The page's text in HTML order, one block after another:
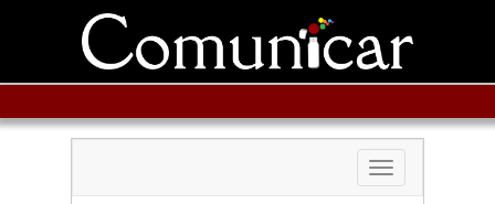
Toggle
navigation